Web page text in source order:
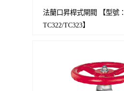
法蘭口昇桿式閘閥 【型號：
TC322/TC323】